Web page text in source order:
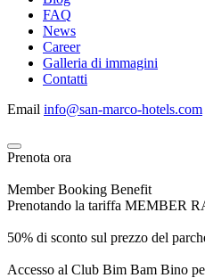
FAQ
News
Career
Galleria di immagini
Contatti
Email info@san-marco-hotels.com
Prenota ora
Member Booking Benefit
Prenotando la tariffa MEMBER
50% di sconto sul prezzo del
Accesso al Club Bim Bam Bino